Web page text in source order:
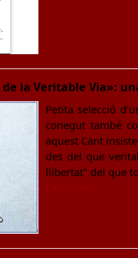
la Veritable Via»:
Petita selecció
conegut també
aquest Cant
des del que
llibertat" del que